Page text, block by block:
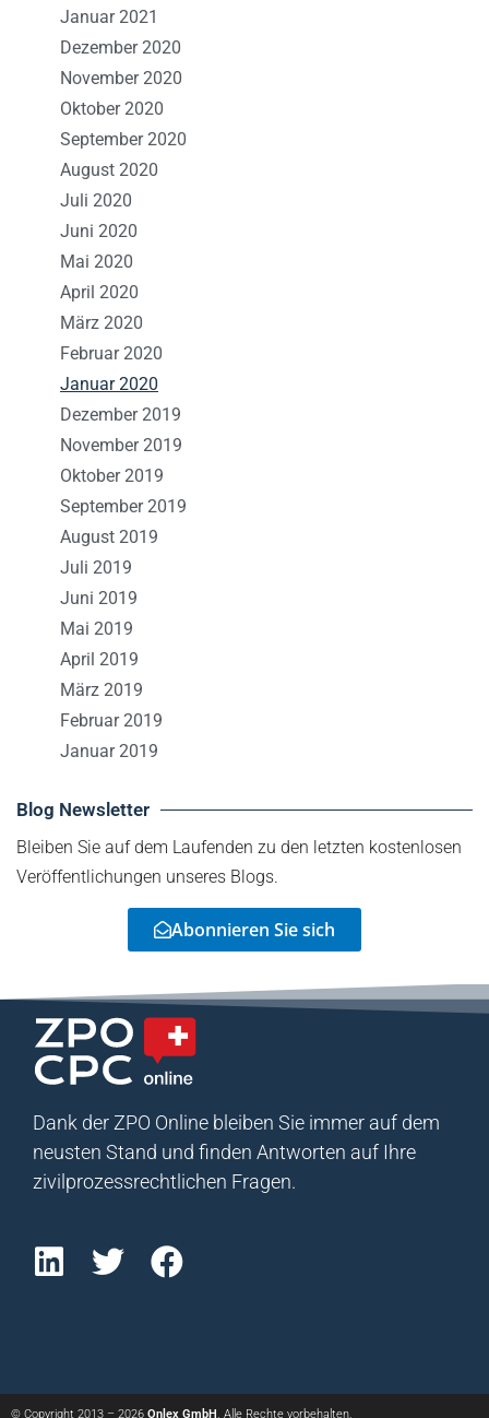
Januar 2021
Dezember 2020
November 2020
Oktober 2020
September 2020
August 2020
Juli 2020
Juni 2020
Mai 2020
April 2020
März 2020
Februar 2020
Januar 2020
Dezember 2019
November 2019
Oktober 2019
September 2019
August 2019
Juli 2019
Juni 2019
Mai 2019
April 2019
März 2019
Februar 2019
Januar 2019
Blog Newsletter
Bleiben Sie auf dem Laufenden zu den letzten kostenlosen
Veröffentlichungen unseres Blogs.
Abonnieren Sie sich
Dank der ZPO Online bleiben Sie immer auf dem
neusten Stand und finden Antworten auf Ihre
zivilprozessrechtlichen Fragen.
© Copyright 2013 – 2026 Onlex GmbH. Alle Rechte vorbehalten.